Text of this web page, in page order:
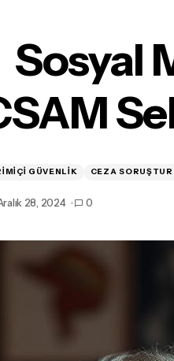
Sosyal Medya
Sosyal
GÜVENLIK CEZA
28, 2024 0